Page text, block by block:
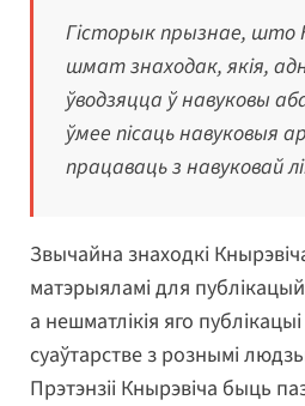
Гісторык прызнае, што
шмат знаходак, якія,
ўводзяцца ў навуковы
ўмее пісаць навуковыя
працаваць з навуковай
Звычайна знаходкі
матэрыяламі для
а нешматлікія яго
суаўтарстве з рознымі
Прэтэнзіі Кнырэвіча быць